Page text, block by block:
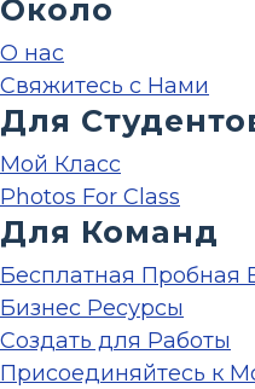
Около
О нас
Свяжитесь с Нами
Для
Мой Класс
Photos For Class
Для Команд
Бесплатная Пробная
Бизнес Ресурсы
Создать для Работы
Присоединяйтесь к